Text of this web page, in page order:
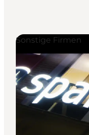
Erlebnisse
Unterkünfte
Reiseplanung
Sonstige Firmen